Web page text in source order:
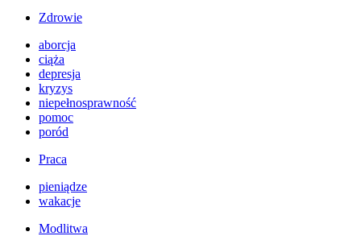
Zdrowie
aborcja
ciąża
depresja
kryzys
niepełnosprawność
pomoc
poród
Praca
pieniądze
wakacje
Modlitwa